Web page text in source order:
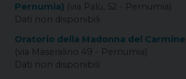
Pernumia) (via Palù, 52 - Pernumia)
Dati non disponibili
Oratorio della Madonna del
(via Maseralino 49 - Pernumia)
Dati non disponibili